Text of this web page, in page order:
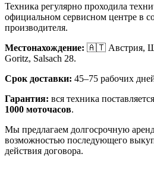
Техника регулярно проходила
официальном сервисном центре в
производителя.
Местонахождение: 🇦🇹 Австрия,
Goritz, Salsach 28.
Срок доставки: 45–75 рабочих
Гарантия: вся техника
1000 моточасов.
Мы предлагаем долгосрочную
возможностью последующего
действия договора.